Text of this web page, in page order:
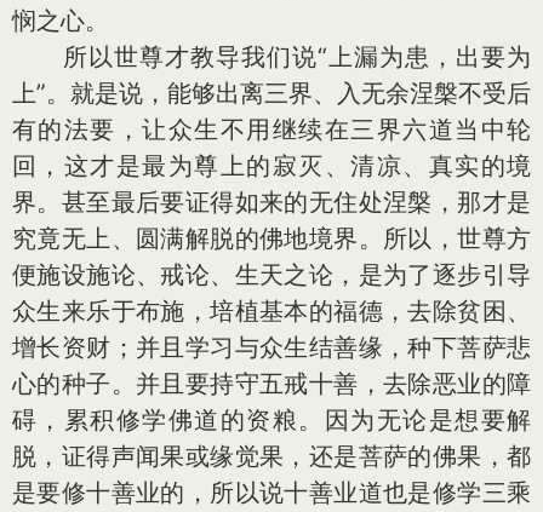
悯之心。
所以世尊才教导我们说“上漏为患，出要为
上”。就是说，能够出离三界、入无余涅槃不受后
有的法要，让众生不用继续在三界六道当中轮
回，这才是最为尊上的寂灭、清凉、真实的境
界。甚至最后要证得如来的无住处涅槃，那才是
究竟无上、圆满解脱的佛地境界。所以，世尊方
便施设施论、戒论、生天之论，是为了逐步引导
众生来乐于布施，培植基本的福德，去除贫困、
增长资财；并且学习与众生结善缘，种下菩萨悲
心的种子。并且要持守五戒十善，去除恶业的障
碍，累积修学佛道的资粮。因为无论是想要解
脱，证得声闻果或缘觉果，还是菩萨的佛果，都
是要修十善业的，所以说十善业道也是修学三乘